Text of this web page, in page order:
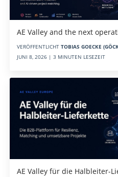
AE Valley and the next
VERÖFFENTLICHT TOBIAS GOECKE
JUNI 8, 2026 | 3 MINUTEN LESEZEIT
AE Valley für die Halbleiter-